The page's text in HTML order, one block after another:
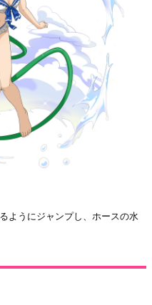
ようにジャンプし、ホースの水